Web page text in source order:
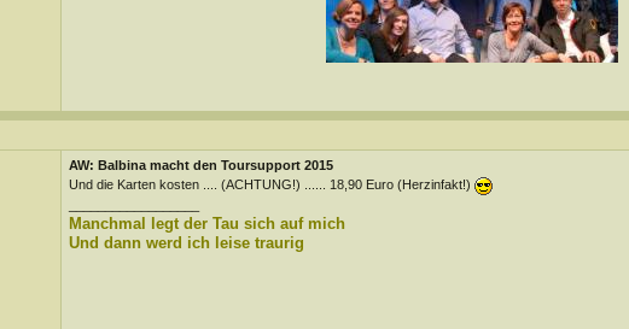
AW: Balbina macht den Toursupport 2015
Und die Karten kosten .... (ACHTUNG!) ...... 18,90 Euro (Herzinfakt!)
Manchmal legt der Tau sich auf mich
Und dann werd ich leise traurig